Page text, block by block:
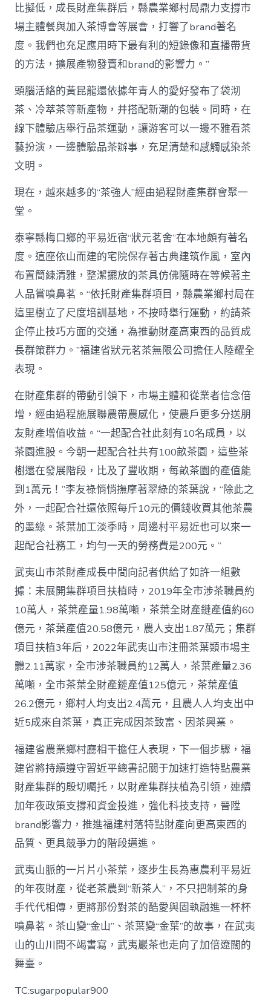
比擬低，成長財產集群后，縣農業鄉村局鼎力支撐市
場主體餐與加入茶博會等展會，打響了brand著名
度。我們也充足應用時下最有利的短錄像和直播帶貨
的方法，擴展產物發賣和brand的影響力。”
頭腦活絡的黃昆龍還依據年青人的愛好發布了袋沏
茶、冷萃茶等新產物，并搭配新潮的包裝。同時，在
線下體驗店舉行品茶運動，讓游客可以一邊不雅看茶
藝扮演，一邊體驗品茶辦事，充足清楚和感觸感染茶
文明。
現在，越來越多的“茶強人”經由過程財產集群會聚一
堂。
泰寧縣梅口鄉的平易近宿“狀元茗舍”在本地頗有著名
度。這座依山而建的宅院保存著古典建筑作風，室內
布置簡練清雅，整潔擺放的茶具仿佛隨時在等候著主
人品嘗噴鼻茗。“依托財產集群項目，縣農業鄉村局在
這里樹立了尺度培訓基地，不按時舉行運動，約請茶
企停止技巧方面的交通，為推動財產高東西的品質成
長群策群力。”福建省狀元茗茶無限公司擔任人陸耀全
表現。
在財產集群的帶動引領下，市場主體和從業者信念倍
增，經由過程施展聯農帶農感化，使農戶更多分送朋
友財產增值收益。“一起配合社此刻有10名成員，以
茶園進股。今朝一起配合社共有100畝茶園，這些茶
樹還在發展階段，比及了豐收期，每畝茶園的產值能
到1萬元！”李友祿悄悄撫摩著翠綠的茶葉說，“除此之
外，一起配合社還依照每斤10元的價錢收買其他茶農
的墨綠。茶葉加工淡季時，周邊村平易近也可以來一
起配合社務工，均勻一天的勞務費是200元。”
武夷山市茶財產成長中間向記者供給了如許一組數
據：未展開集群項目扶植時，2019年全市涉茶職員約
10萬人，茶葉產量1.98萬噸，茶葉全財產鏈產值約60
億元，茶葉產值20.58億元，農人支出1.87萬元；集群
項目扶植3年后，2022年武夷山市注冊茶葉類市場主
體2.11萬家，全市涉茶職員約12萬人，茶葉產量2.36
萬噸，全市茶葉全財產鏈產值125億元，茶葉產值
26.2億元，鄉村人均支出2.4萬元，且農人人均支出中
近5成來自茶葉，真正完成因茶致富、因茶興業。
福建省農業鄉村廳相干擔任人表現，下一個步驟，福
建省將持續遵守習近平總書記關于加速打造特點農業
財產集群的殷切囑托，以財產集群扶植為引領，連續
加年夜政策支撐和資金投進，強化科技支持，晉陞
brand影響力，推進福建村落特點財產向更高東西的
品質、更具競爭力的階段邁進。
武夷山脈的一片片小茶葉，逐步生長為惠農利平易近
的年夜財產，從老茶農到“新茶人”，不只把制茶的身
手代代相傳，更將那份對茶的酷愛與固執融進一杯杯
噴鼻茗。茶山變“金山”、茶葉變“金葉”的故事，在武夷
山的山川間不竭書寫，武夷巖茶也走向了加倍遼闊的
舞臺。
TC:sugarpopular900